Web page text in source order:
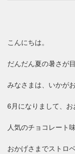
こんにちは。
だんだん夏の暑さが
みなさまは、いかが
6月になりまして、お
人気のチョコレート
おかげさまでストロ